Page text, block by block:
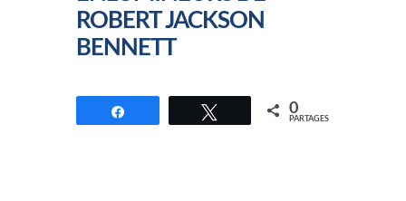
ROBERT JACKSON
BENNETT
Tweetez 0
PARTAGES